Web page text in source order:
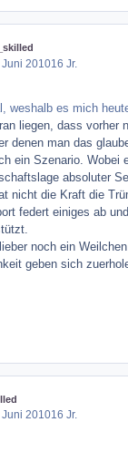
Juni 201016 Jr.
weshalb es mich
liegen, dass vorher
denen man das
ein Szenario. Wobei
absoluter
nicht die Kraft die
federt einiges ab
noch ein
geben sich
Juni 201016 Jr.